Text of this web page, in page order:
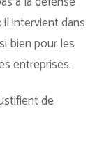
intervient dans
bien pour les
entreprises.
de